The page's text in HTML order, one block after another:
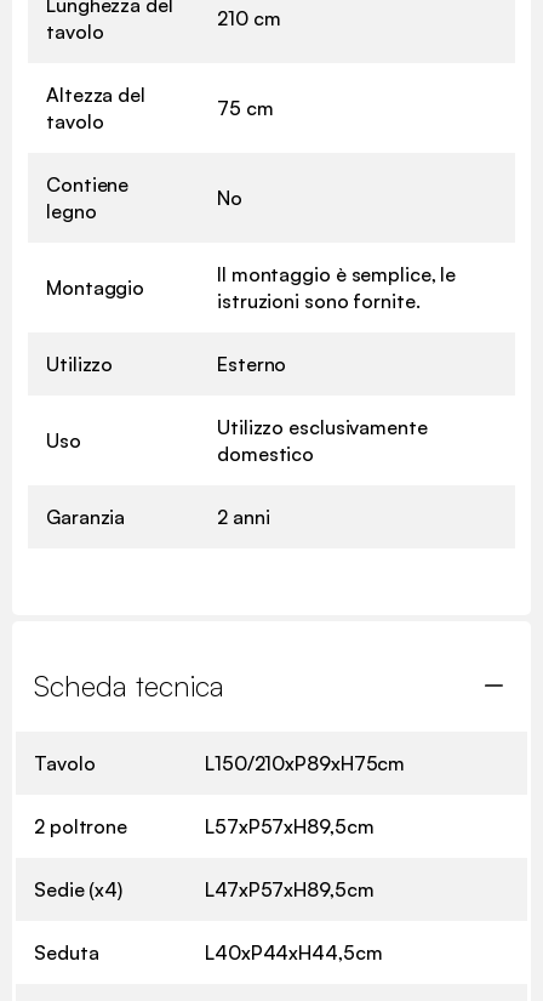
tavolo
210 cm
Altezza del
tavolo
75 cm
Contiene
legno
No
Montaggio
Il montaggio è semplice, le
istruzioni sono fornite.
Utilizzo Esterno
Uso
Utilizzo esclusivamente
domestico
Garanzia 2 anni
Scheda tecnica
Tavolo L150/210xP89xH75cm
2 poltrone L57xP57xH89,5cm
Sedie (x4) L47xP57xH89,5cm
Seduta L40xP44xH44,5cm